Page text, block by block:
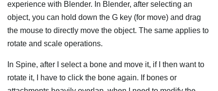
experience with Blender. In Blender, after selecting an
object, you can hold down the G key (for move) and drag
the mouse to directly move the object. The same applies to
rotate and scale operations.
In Spine, after I select a bone and move it, if I then want to
rotate it, I have to click the bone again. If bones or